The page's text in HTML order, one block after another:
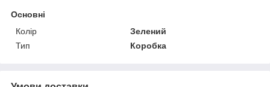
Основні
Колір
Зелений
Тип
Коробка